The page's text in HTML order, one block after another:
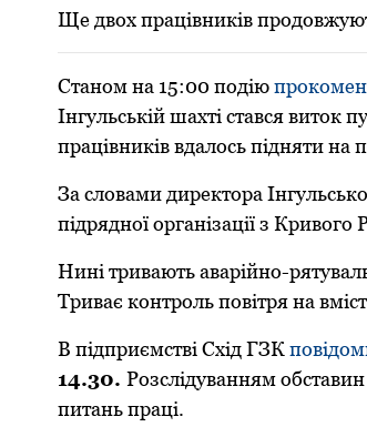
Ще двох працівників
Станом на 15:00 подію
Інгульській шахті стався виток
працівників вдалось підняти
За словами директора
підрядної організації з Кривого
Нині тривають аварійно-
Триває контроль повітря на
В підприємстві Схід ГЗК
14.30. Розслідуванням
питань праці.